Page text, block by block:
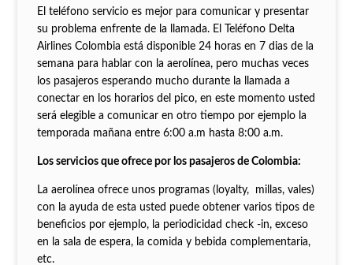
El teléfono servicio es mejor para comunicar y presentar
su problema enfrente de la llamada. El Teléfono Delta
Airlines Colombia está disponible 24 horas en 7 dias de la
semana para hablar con la aerolínea, pero muchas veces
los pasajeros esperando mucho durante la llamada a
conectar en los horarios del pico, en este momento usted
será elegible a comunicar en otro tiempo por ejemplo la
temporada mañana entre 6:00 a.m hasta 8:00 a.m.
Los servicios que ofrece por los pasajeros de Colombia:
La aerolínea ofrece unos programas (loyalty, millas, vales)
con la ayuda de esta usted puede obtener varios tipos de
beneficios por ejemplo, la periodicidad check -in, exceso
en la sala de espera, la comida y bebida complementaria,
etc.